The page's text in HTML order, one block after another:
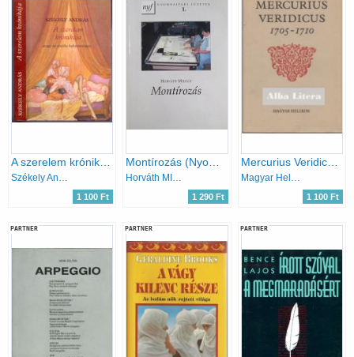
A szerelem krónikája - avagy az erotika kultúrtörténete
Székely András
1 100 Ft
Montírozás (Nyomdaipari füzetek 1.)
Horváth MIhály
1 290 Ft
Mercurius Veridicus 1705-1710
Magyar Helikon
1 100 Ft
PARTNER PARTNER PARTNER